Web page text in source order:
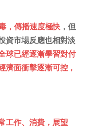
，傳播速度極快 ，但
資市場反應也相對淡
球已經逐漸學習對付
濟面衝擊逐漸可控，
工作、消費，展望